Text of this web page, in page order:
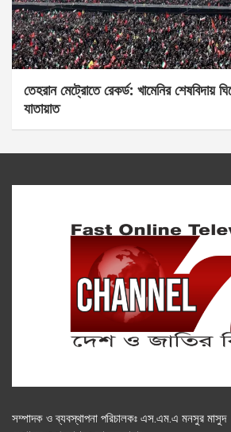
তেহরান মেট্রোতে রেকর্ড: খামেনির শেষবিদায়
যাতায়াত
সম্পাদক ও ব্যবস্থাপনা পরিচালকঃ এস.এম.এ মনসুর মাসুদ